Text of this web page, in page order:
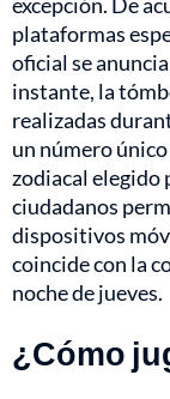
plataformas
oficial se anuncia
instante, la
realizadas
un número
zodiacal elegido
ciudadanos
dispositivos
coincide con la
noche de jueves.
¿Cómo